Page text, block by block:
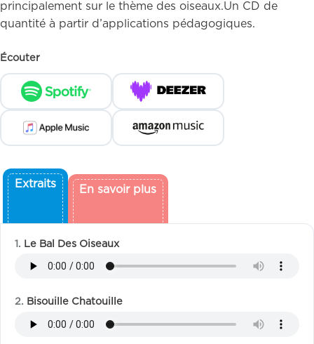
principalement sur le thème des oiseaux.Un CD de
quantité à partir d’applications pédagogiques.
Écouter
Extraits En savoir plus
Le Bal Des Oiseaux
Bisouille Chatouille